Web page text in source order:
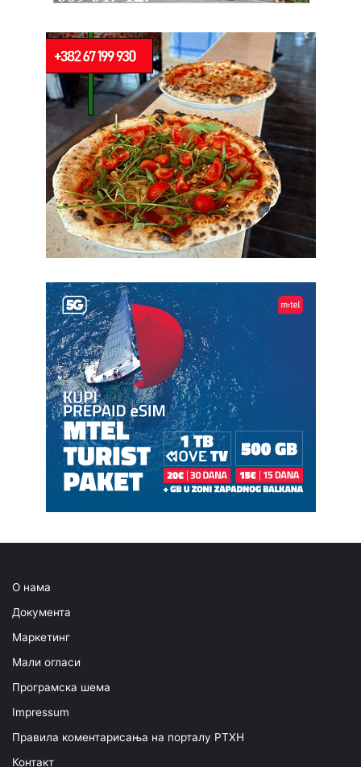
О нама
Документа
Маркетинг
Мали огласи
Програмска шема
Impressum
Правила коментарисања на порталу РТХН
Контакт